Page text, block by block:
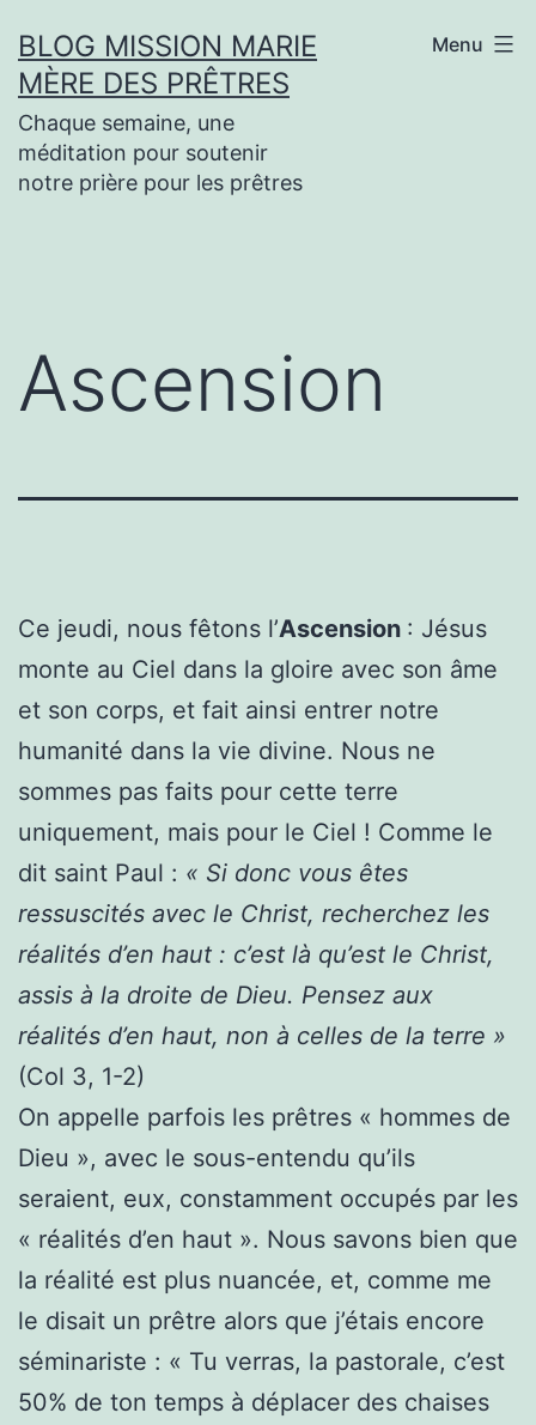
au
contenu
BLOG MISSION MARIE
MÈRE DES PRÊTRES
Chaque semaine, une
méditation pour soutenir
notre prière pour les prêtres
Menu
Ascension
Ce jeudi, nous fêtons l’Ascension : Jésus
monte au Ciel dans la gloire avec son âme
et son corps, et fait ainsi entrer notre
humanité dans la vie divine. Nous ne
sommes pas faits pour cette terre
uniquement, mais pour le Ciel ! Comme le
dit saint Paul : « Si donc vous êtes
ressuscités avec le Christ, recherchez les
réalités d’en haut : c’est là qu’est le Christ,
assis à la droite de Dieu. Pensez aux
réalités d’en haut, non à celles de la terre »
(Col 3, 1-2)
On appelle parfois les prêtres « hommes de
Dieu », avec le sous-entendu qu’ils
seraient, eux, constamment occupés par les
« réalités d’en haut ». Nous savons bien que
la réalité est plus nuancée, et, comme me
le disait un prêtre alors que j’étais encore
séminariste : « Tu verras, la pastorale, c’est
50% de ton temps à déplacer des chaises